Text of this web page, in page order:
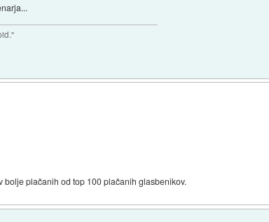
plačanih od top 100 plačanih glasbenikov.